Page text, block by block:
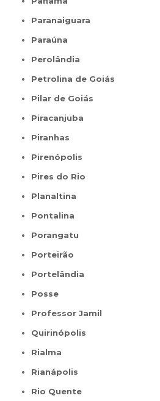
Paranaiguara
Paraúna
Perolândia
Petrolina de Goiás
Pilar de Goiás
Piracanjuba
Piranhas
Pirenópolis
Pires do Rio
Planaltina
Pontalina
Porangatu
Porteirão
Portelândia
Posse
Professor Jamil
Quirinópolis
Rialma
Rianápolis
Rio Quente